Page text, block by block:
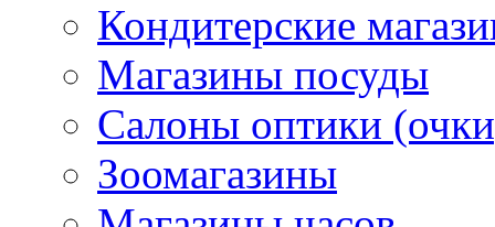
Кондитерские
Магазины посуды
Салоны оптики
Зоомагазины